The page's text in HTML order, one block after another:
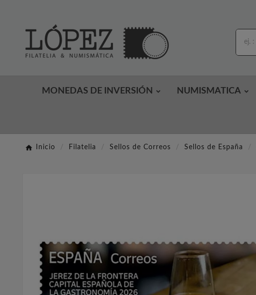
MONEDAS DE INVERSIÓN NUMISMATICA
Inicio Filatelia Sellos de Correos Sellos de España